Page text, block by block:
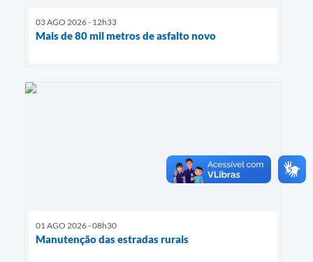
03 AGO 2026 - 12h33
Mais de 80 mil metros de asfalto novo
01 AGO 2026 - 08h30
Manutenção das estradas rurais